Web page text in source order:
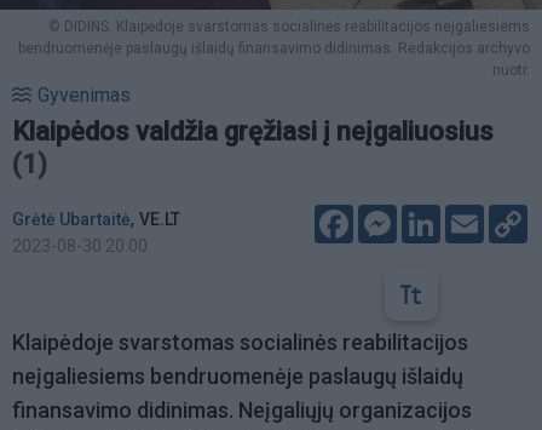
© DIDINS. Klaipėdoje svarstomas socialinės reabilitacijos neįgaliesiems
bendruomenėje paslaugų išlaidų finansavimo didinimas. Redakcijos archyvo
nuotr.
Gyvenimas
Klaipėdos valdžia gręžiasi į neįgaliuosius
(1)
Grėtė Ubartaitė, VE.LT
2023-08-30 20:00
FacebookMessenger
LinkedIn
Email
Klaipėdoje svarstomas socialinės reabilitacijos
neįgaliesiems bendruomenėje paslaugų išlaidų
finansavimo didinimas. Neįgaliųjų organizacijos